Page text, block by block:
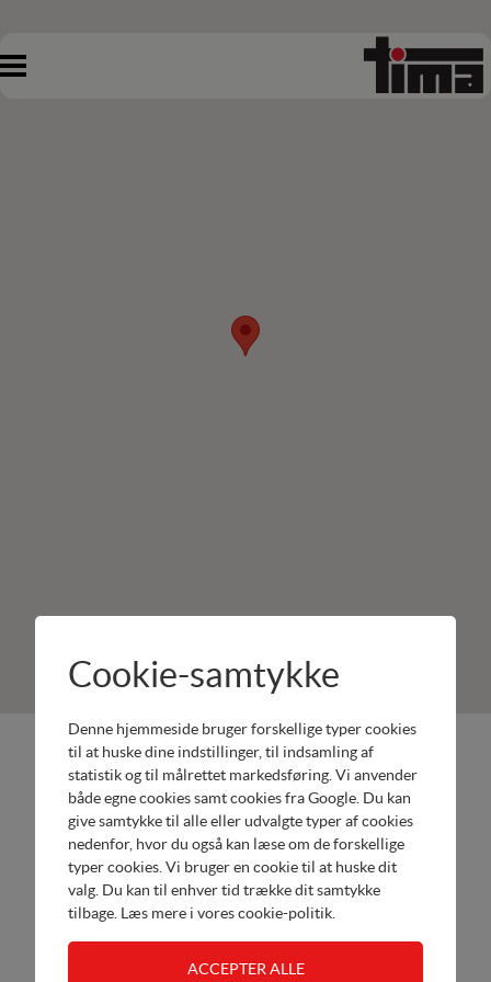
BO Trade
Skærlund
Tværvej 16
7330
Brande
Tel.
40957003
Send email
Produkter:
Honda
Marine
Værksted
Cookie-samtykke
Denne hjemmeside bruger forskellige typer cookies
til at huske dine indstillinger, til indsamling af
statistik og til målrettet markedsføring. Vi anvender
både egne cookies samt cookies fra Google. Du kan
give samtykke til alle eller udvalgte typer af cookies
nedenfor, hvor du også kan læse om de forskellige
typer cookies. Vi bruger en cookie til at huske dit
valg. Du kan til enhver tid trække dit samtykke
tilbage. Læs mere i vores cookie-politik